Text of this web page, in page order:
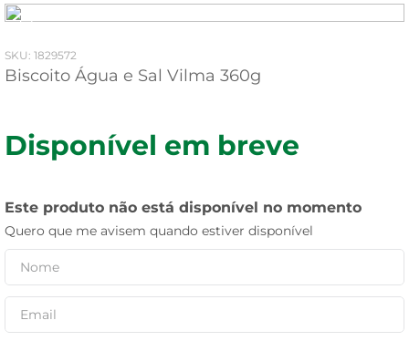
: 1829572
Biscoito Água e Sal Vilma 360g
Disponível em breve
Este produto não está disponível no momento
Quero que me avisem quando estiver disponível